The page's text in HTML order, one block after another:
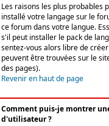
Les raisons les plus probables
installé votre langage sur le
ce forum dans votre langue.
s'il peut installer le pack de
sentez-vous alors libre de
peuvent être trouvées sur le
des pages).
Revenir en haut de page
Comment puis-je montrer
d'utilisateur ?